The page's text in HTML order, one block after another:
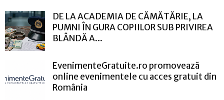
DE LA ACADEMIA DE CĂMĂTĂRIE, LA
PUMNI ÎN GURA COPIILOR SUB PRIVIREA
BLÂNDĂ A...
EvenimenteGratuite.ro promovează
online evenimentele cu acces gratuit din
România